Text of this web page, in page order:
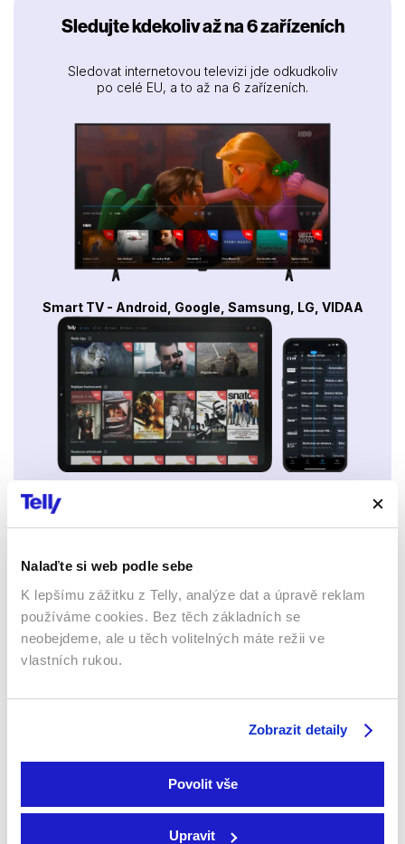
Nalaďte si web podle sebe
K lepšímu zážitku z Telly, analýze dat a úpravě reklam
používáme cookies. Bez těch základních se
neobejdeme, ale u těch volitelných máte režii ve
vlastních rukou.
Zobrazit detaily
Povolit vše
Upravit
Sledujte kdekoliv až na 6 zařízeních
Sledovat internetovou televizi jde odkudkoliv
po celé EU, a to až na 6 zařízeních.
Smart TV - Android, Google, Samsung, LG, VIDAA
Xbox app